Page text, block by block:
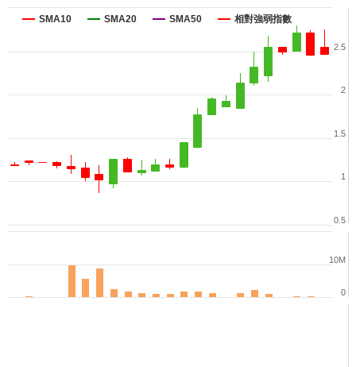
SMA10 SMA20 SMA50 相對強弱指數
0.5
1
1.5
2
2.5
0
10M